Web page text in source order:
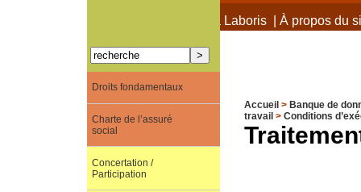
À propos de Terra Laboris| À propos du
Accueil > Banque de
travail > Conditions
Droits fondamentaux
Charte de l’assuré
social
Concertation /
Participation